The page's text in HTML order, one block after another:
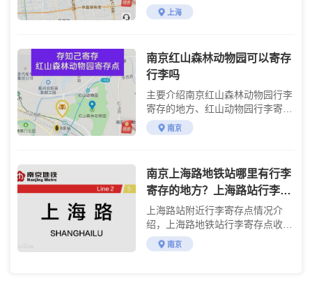
特行李寄存的方法
上海
南京红山森林动物园可以寄存
行李吗
主要介绍南京红山森林动物园行李
寄存的地方、红山动物园行李寄存
的费用及游玩攻略
南京
南京上海路地铁站哪里有行李
寄存的地方？上海路站行李寄
存怎么收费？
上海路站附近行李寄存点情况介
绍，上海路地铁站行李寄存点收费
标准介绍
南京